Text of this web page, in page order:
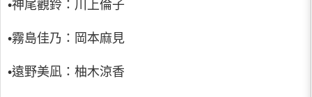
•神尾觀鈴：川上倫子
•霧島佳乃：岡本麻見
•遠野美凪：柚木涼香